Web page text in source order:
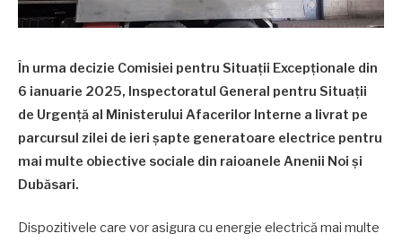
În urma decizie Comisiei pentru Situații Excepționale din
6 ianuarie 2025, Inspectoratul General pentru Situații
de Urgență al Ministerului Afacerilor Interne a livrat pe
parcursul zilei de ieri șapte generatoare electrice pentru
mai multe obiective sociale din raioanele Anenii Noi și
Dubăsari.
Dispozitivele care vor asigura cu energie electrică mai multe